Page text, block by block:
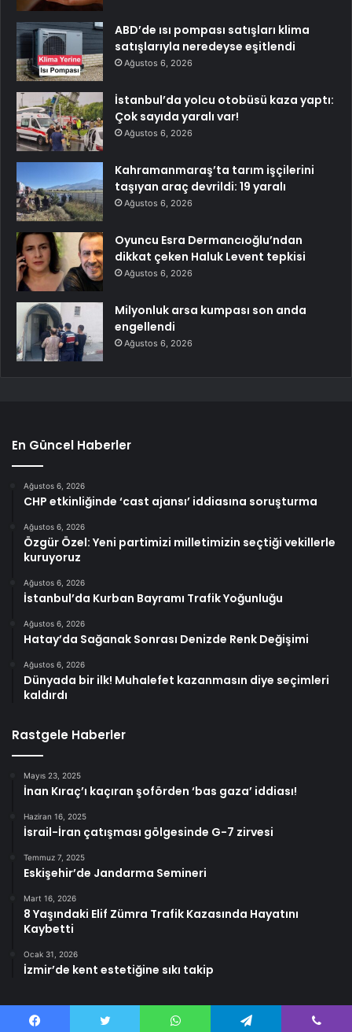
ABD’de ısı pompası satışları klima
satışlarıyla neredeyse eşitlendi
Ağustos 6, 2026
İstanbul’da yolcu otobüsü kaza yaptı:
Çok sayıda yaralı var!
Ağustos 6, 2026
Kahramanmaraş’ta tarım işçilerini
taşıyan araç devrildi: 19 yaralı
Ağustos 6, 2026
Oyuncu Esra Dermancıoğlu’ndan
dikkat çeken Haluk Levent tepkisi
Ağustos 6, 2026
Milyonluk arsa kumpası son anda
engellendi
Ağustos 6, 2026
En Güncel Haberler
Ağustos 6, 2026
CHP etkinliğinde ‘cast ajansı’ iddiasına soruşturma
Ağustos 6, 2026
Özgür Özel: Yeni partimizi milletimizin seçtiği vekillerle
kuruyoruz
Ağustos 6, 2026
İstanbul’da Kurban Bayramı Trafik Yoğunluğu
Ağustos 6, 2026
Hatay’da Sağanak Sonrası Denizde Renk Değişimi
Ağustos 6, 2026
Dünyada bir ilk! Muhalefet kazanmasın diye seçimleri
kaldırdı
Rastgele Haberler
Mayıs 23, 2025
İnan Kıraç’ı kaçıran şoförden ‘bas gaza’ iddiası!
Haziran 16, 2025
İsrail-İran çatışması gölgesinde G-7 zirvesi
Temmuz 7, 2025
Eskişehir’de Jandarma Semineri
Mart 16, 2026
8 Yaşındaki Elif Zümra Trafik Kazasında Hayatını
Kaybetti
Ocak 31, 2026
İzmir’de kent estetiğine sıkı takip